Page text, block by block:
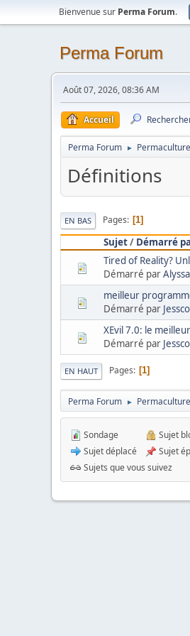
Bienvenue sur Perma Forum.
Perma Forum
Août 07, 2026, 08:36 AM
Accueil
Perma Forum ► Permaculture
Définitions
EN BAS Pages 1
Sujet/ Démarré
Tired of Reality?
Démarré par
meilleur
Démarré par
XEvil 7.0: le
Démarré par
EN HAUT Pages 1
Perma Forum ► Permaculture
Sondage
Sujet déplacé
Sujet
Sujet
Sujets que vous suivez